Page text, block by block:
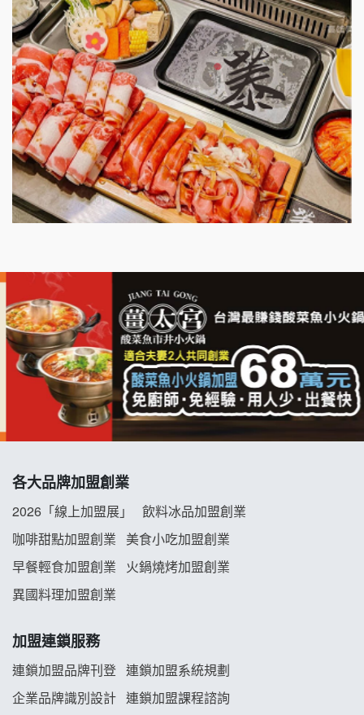
鮮茶道加盟說明會
微風亭鐵板燒加盟說明會
漫步藍咖啡加盟說明會
明石章魚燒加盟說明會
出櫃加盟說明會
千香漢堡加盟說明會
拉亞漢堡加盟說明會
杜芳子古味茶鋪加盟說明會
優握握×酸奶大獅加盟說明會
冬城門加盟說明會
龍涎居好湯加盟說明會
舒油頭加盟說明會
義氣豐發雞加盟說明會
Mr.Wish加盟說明會
各大品牌加盟創業
2026「線上加盟展」
飲料冰品加盟創業
咖啡甜點加盟創業
美食小吃加盟創業
早餐輕食加盟創業
火鍋燒烤加盟創業
異國料理加盟創業
加盟連鎖服務
連鎖加盟品牌刊登 連鎖加盟系統規劃
企業品牌識別設計 連鎖加盟課程諮詢